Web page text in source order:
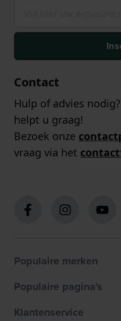
Contact
Hulp of advies
helpt u graag!
Bezoek onze
vraag via het
Populaire merken
Populaire pagina's
Klantenservice